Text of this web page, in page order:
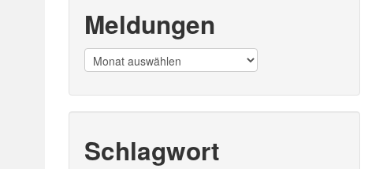
Meldungen
Meldungen
Schlagwort